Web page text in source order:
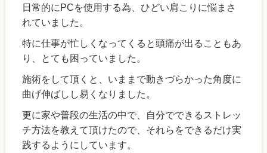
日常的にPCを使用する為、ひどい肩こりに悩まさ
れていました。
特に仕事が忙しくなってくると頭痛が出ることもあ
り、とても困っていました。
施術をして頂くと、いままで動きづらかった角度に
曲げ伸ばしし易くなりました。
更に家や普段の生活の中で、自分でできるストレッ
チ方法を教えて頂けたので、それらをできるだけ実
践するようにしています。